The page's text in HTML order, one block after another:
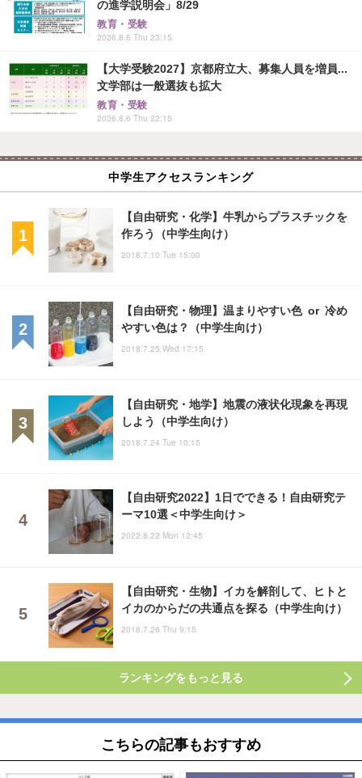
の進学説明会」8/29
教育・受験
2026.8.6 Thu 23:15
【大学受験2027】京都府立大、募集人員を増員...
文学部は一般選抜も拡大
教育・受験
2026.8.6 Thu 22:15
中学生アクセスランキング
【自由研究・化学】牛乳からプラスチックを
作ろう（中学生向け）
2018.7.10 Tue 15:00
【自由研究・物理】温まりやすい色 or 冷め
やすい色は？（中学生向け）
2018.7.25 Wed 17:15
【自由研究・地学】地震の液状化現象を再現
しよう（中学生向け）
2018.7.24 Tue 10:15
【自由研究2022】1日でできる！自由研究テ
ーマ10選＜中学生向け＞
2022.8.22 Mon 12:45
【自由研究・生物】イカを解剖して、ヒトと
イカのからだの共通点を探る（中学生向け）
2018.7.26 Thu 9:15
ランキングをもっと見る
こちらの記事もおすすめ